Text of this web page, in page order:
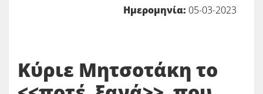
Ημερομηνία: 05-03-2023
Κύριε Μητσοτάκη το